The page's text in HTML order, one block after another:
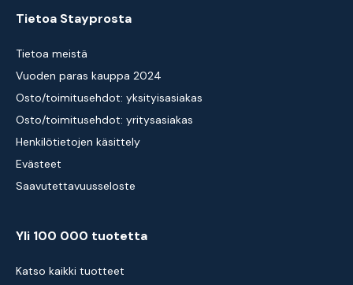
Tietoa Stayprosta
Tietoa meistä
Vuoden paras kauppa 2024
Osto/toimitusehdot: yksityisasiakas
Osto/toimitusehdot: yritysasiakas
Henkilötietojen käsittely
Evästeet
Saavutettavuusseloste
Yli 100 000 tuotetta
Katso kaikki tuotteet